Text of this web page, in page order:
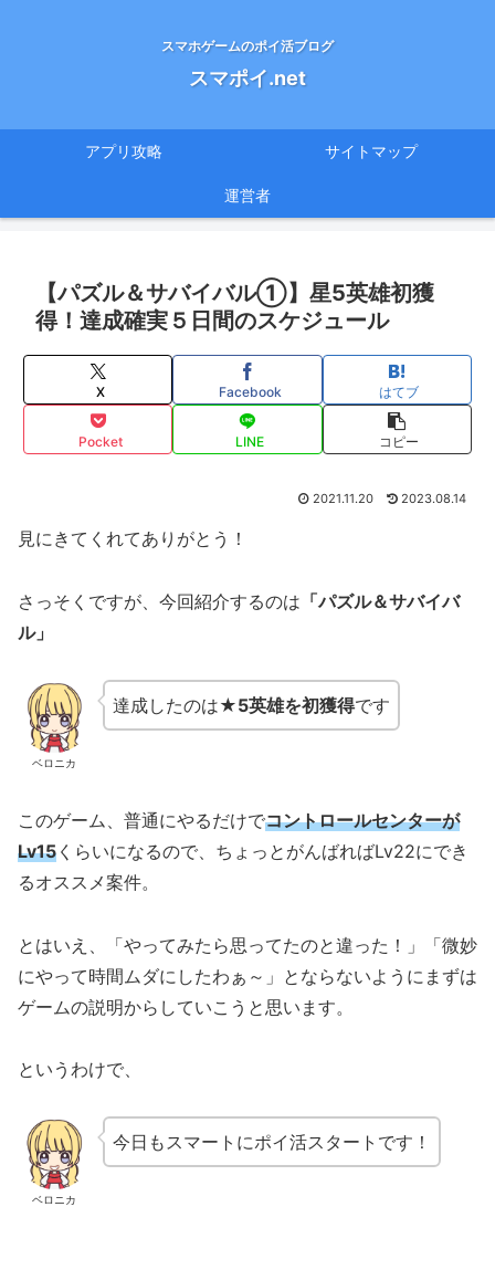
スマホゲームのポイ活ブログ
スマポイ.net
アプリ攻略 サイトマップ
運営者
【パズル＆サバイバル①】星5英雄初獲
得！達成確実５日間のスケジュール
X Facebook はてブ
Pocket LINE コピー
2021.11.20 2023.08.14
見にきてくれてありがとう！
さっそくですが、今回紹介するのは 「パズル＆サバイバ
ル」
ベロニカ
達成したのは★5英雄を初獲得です
このゲーム、普通にやるだけでコントロールセンターが
Lv15 くらいになるので、ちょっとがんばればLv22にでき
るオススメ案件。
とはいえ、「やってみたら思ってたのと違った！」「微妙
にやって時間ムダにしたわぁ～」とならないようにまずは
ゲームの説明からしていこうと思います。
というわけで、
ベロニカ
今日もスマートにポイ活スタートです！